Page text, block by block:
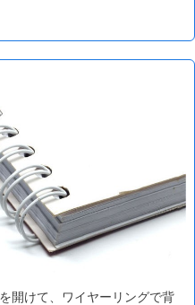
開けて、ワイヤーリングで背